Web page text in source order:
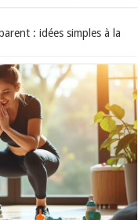
: idées simples à la